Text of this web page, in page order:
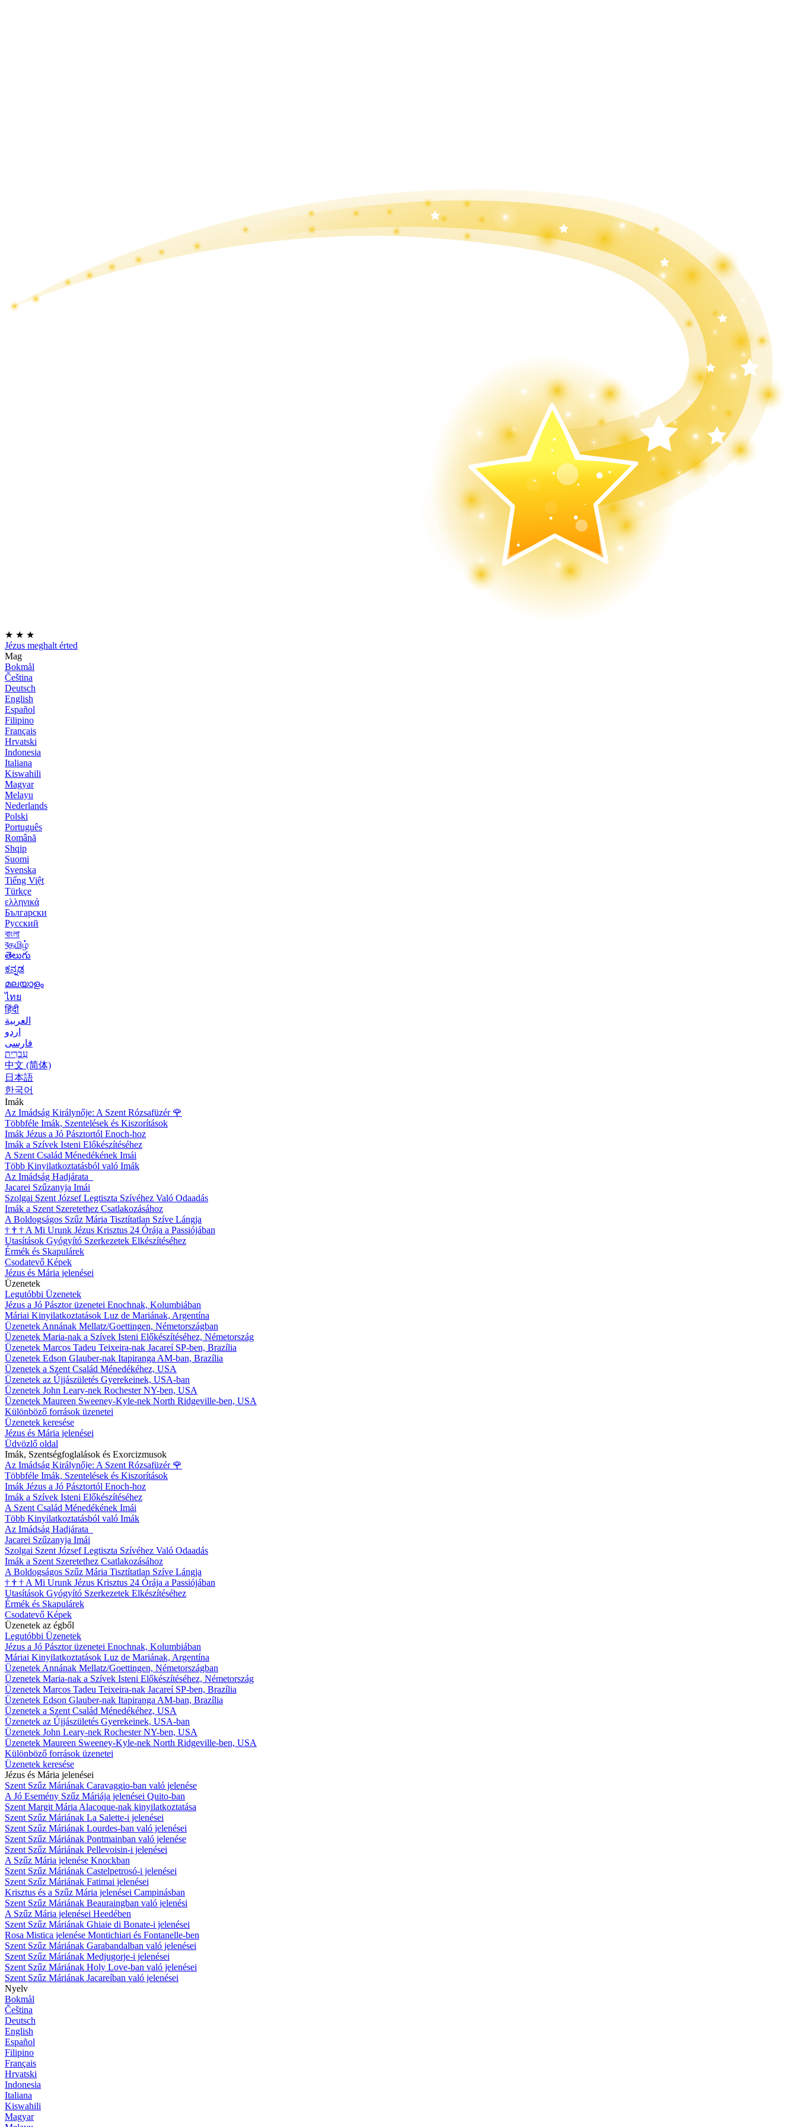
★ ★ ★
Jézus meghalt érted
Mag
Bokmål
Čeština
Deutsch
English
Español
Filipino
Français
Hrvatski
Indonesia
Italiana
Kiswahili
Magyar
Melayu
Nederlands
Polski
Português
Română
Shqip
Suomi
Svenska
Tiếng Việt
Türkçe
ελληνικά
Български
Русский
বাংলা
বதமிழ்
తెలుగు
ಕನ್ನಡ
മലയാളം
ไทย
हिंदी
العربية
اردو
فارسی
עִברִית
中文 (简体)
日本語
한국어
Imák
Az Imádság Királynője: A Szent Rózsafüzér 🌹
Többféle Imák, Szentelések és Kiszorítások
Imák Jézus a Jó Pásztortól Enoch-hoz
Imák a Szívek Isteni Előkészítéséhez
A Szent Család Ménedékének Imái
Több Kinyilatkoztatásból való Imák
Az Imádság Hadjárata
Jacarei Szűzanyja Imái
Szolgai Szent József Legtiszta Szívéhez Való Odaadás
Imák a Szent Szeretethez Csatlakozásához
A Boldogságos Szűz Mária Tisztítatlan Szíve Lángja
† † † A Mi Urunk Jézus Krisztus 24 Órája a Passiójában
Utasítások Gyógyító Szerkezetek Elkészítéséhez
Érmék és Skapulárek
Csodatevő Képek
Jézus és Mária jelenései
Üzenetek
Legutóbbi Üzenetek
Jézus a Jó Pásztor üzenetei Enochnak, Kolumbiában
Máriai Kinyilatkoztatások Luz de Mariának, Argentína
Üzenetek Annának Mellatz/Goettingen, Németországban
Üzenetek Maria-nak a Szívek Isteni Előkészítéséhez, Németország
Üzenetek Marcos Tadeu Teixeira-nak Jacareí SP-ben, Brazília
Üzenetek Edson Glauber-nak Itapiranga AM-ban, Brazília
Üzenetek a Szent Család Ménedékéhez, USA
Üzenetek az Újjászületés Gyerekeinek, USA-ban
Üzenetek John Leary-nek Rochester NY-ben, USA
Üzenetek Maureen Sweeney-Kyle-nek North Ridgeville-ben, USA
Különböző források üzenetei
Üzenetek keresése
Jézus és Mária jelenései
Üdvözlő oldal
Imák, Szentségfoglalások és Exorcizmusok
Az Imádság Királynője: A Szent Rózsafüzér 🌹
Többféle Imák, Szentelések és Kiszorítások
Imák Jézus a Jó Pásztortól Enoch-hoz
Imák a Szívek Isteni Előkészítéséhez
A Szent Család Ménedékének Imái
Több Kinyilatkoztatásból való Imák
Az Imádság Hadjárata
Jacarei Szűzanyja Imái
Szolgai Szent József Legtiszta Szívéhez Való Odaadás
Imák a Szent Szeretethez Csatlakozásához
A Boldogságos Szűz Mária Tisztítatlan Szíve Lángja
† † † A Mi Urunk Jézus Krisztus 24 Órája a Passiójában
Utasítások Gyógyító Szerkezetek Elkészítéséhez
Érmék és Skapulárek
Csodatevő Képek
Üzenetek az égből
Legutóbbi Üzenetek
Jézus a Jó Pásztor üzenetei Enochnak, Kolumbiában
Máriai Kinyilatkoztatások Luz de Mariának, Argentína
Üzenetek Annának Mellatz/Goettingen, Németországban
Üzenetek Maria-nak a Szívek Isteni Előkészítéséhez, Németország
Üzenetek Marcos Tadeu Teixeira-nak Jacareí SP-ben, Brazília
Üzenetek Edson Glauber-nak Itapiranga AM-ban, Brazília
Üzenetek a Szent Család Ménedékéhez, USA
Üzenetek az Újjászületés Gyerekeinek, USA-ban
Üzenetek John Leary-nek Rochester NY-ben, USA
Üzenetek Maureen Sweeney-Kyle-nek North Ridgeville-ben, USA
Különböző források üzenetei
Üzenetek keresése
Jézus és Mária jelenései
Szent Szűz Máriának Caravaggio-ban való jelenése
A Jó Esemény Szűz Máriája jelenései Quito-ban
Szent Margit Mária Alacoque-nak kinyilatkoztatása
Szent Szűz Máriának La Salette-i jelenései
Szent Szűz Máriának Lourdes-ban való jelenései
Szent Szűz Máriának Pontmainban való jelenése
Szent Szűz Máriának Pellevoisin-i jelenései
A Szűz Mária jelenése Knockban
Szent Szűz Máriának Castelpetrosó-i jelenései
Szent Szűz Máriának Fatimai jelenései
Krisztus és a Szűz Mária jelenései Campinásban
Szent Szűz Máriának Beauraingban való jelenési
A Szűz Mária jelenései Heedében
Szent Szűz Máriának Ghiaie di Bonate-i jelenései
Rosa Mistica jelenése Montichiari és Fontanelle-ben
Szent Szűz Máriának Garabandalban való jelenései
Szent Szűz Máriának Medjugorje-i jelenései
Szent Szűz Máriának Holy Love-ban való jelenései
Szent Szűz Máriának Jacareíban való jelenései
Nyelv
Bokmål
Čeština
Deutsch
English
Español
Filipino
Français
Hrvatski
Indonesia
Italiana
Kiswahili
Magyar